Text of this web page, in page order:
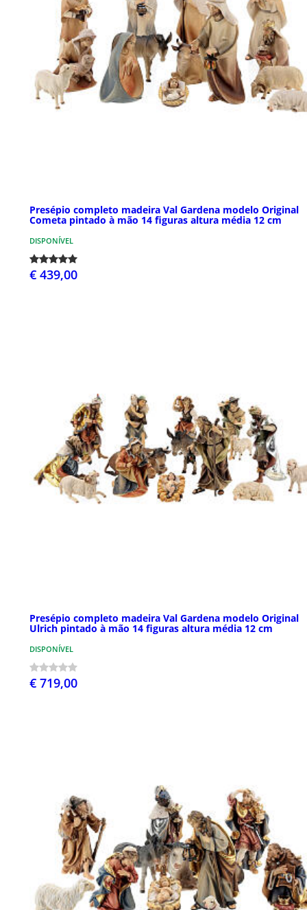
Presépio completo madeira Val Gardena modelo Original
Cometa pintado à mão 14 figuras altura média 12 cm
DISPONÍVEL
€ 439,00
Presépio completo madeira Val Gardena modelo Original
Ulrich pintado à mão 14 figuras altura média 12 cm
DISPONÍVEL
€ 719,00